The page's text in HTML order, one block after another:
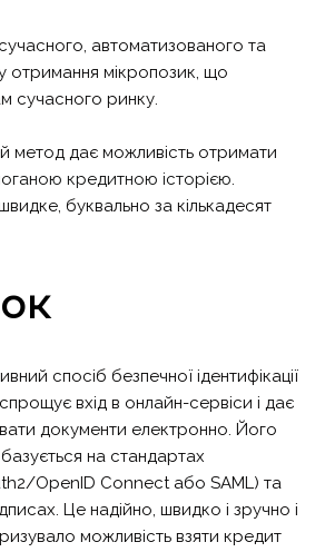
автоматизованого та
отримання мікропозик, що
сучасного ринку.
метод дає можливість отримати
кредитною історією.
буквально за кількадесят
спосіб безпечної ідентифікації
вхід в онлайн-сервіси і дає
документи електронно. Його
базується на стандартах
OpenID Connect або SAML) та
Це надійно, швидко і зручно і
можливість взяти кредит